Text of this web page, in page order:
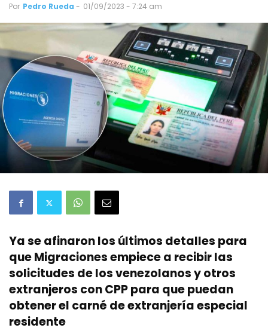
Por Pedro Rueda - 01/09/2023 - 7:24 am
Ya se afinaron los últimos detalles para
que Migraciones empiece a recibir las
solicitudes de los venezolanos y otros
extranjeros con CPP para que puedan
obtener el carné de extranjería especial
residente